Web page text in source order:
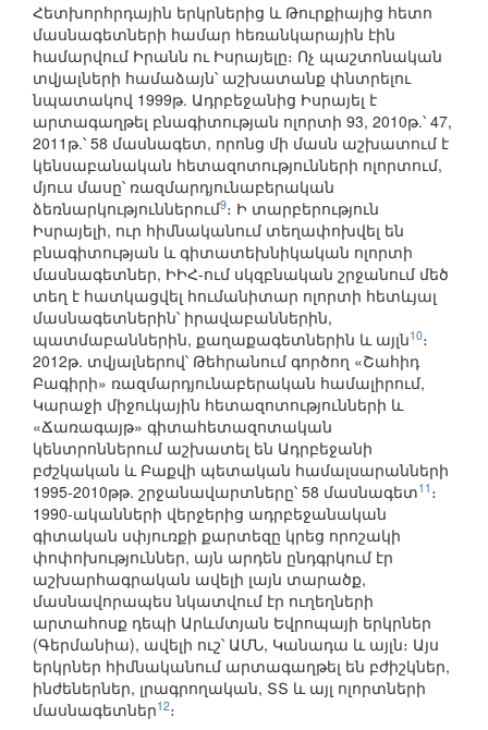
Հետխորհրդային երկրներից և Թուրքիայից հետո
մասնագետների համար հեռանկարային էին
համարվում Իրանն ու Իսրայելը։ Ոչ պաշտոնական
տվյալների համաձայն՝ աշխատանք փնտրելու
նպատակով 1999թ. Ադրբեջանից Իսրայել է
արտագաղթել բնագիտության ոլորտի 93, 2010թ.՝ 47,
2011թ.՝ 58 մասնագետ, որոնց մի մասն աշխատում է
կենսաբանական հետազոտությունների ոլորտում,
մյուս մասը՝ ռազմարդյունաբերական
ձեռնարկություններում9։ Ի տարբերություն
Իսրայելի, ուր հիմնականում տեղափոխվել են
բնագիտության և գիտատեխնիկական ոլորտի
մասնագետներ, ԻԻՀ-ում սկզբնական շրջանում մեծ
տեղ է հատկացվել հումանիտար ոլորտի հետևյալ
մասնագետներին՝ իրավաբաններին,
պատմաբաններին, քաղաքագետներին և այլն10։
2012թ. տվյալներով՝ Թեհրանում գործող «Շահիդ
Բագիրի» ռազմարդյունաբերական համալիրում,
Կարաջի միջուկային հետազոտությունների և
«Ճառագայթ» գիտահետազոտական
կենտրոններում աշխատել են Ադրբեջանի
բժշկական և Բաքվի պետական համալսարանների
1995-2010թթ. շրջանավարտները՝ 58 մասնագետ11 ։
1990-ականների վերջերից ադրբեջանական
գիտական սփյուռքի քարտեզը կրեց որոշակի
փոփոխություններ, այն արդեն ընդգրկում էր
աշխարհագրական ավելի լայն տարածք,
մասնավորապես նկատվում էր ուղեղների
արտահոսք դեպի Արևմտյան Եվրոպայի երկրներ
(Գերմանիա), ավելի ուշ՝ ԱՄՆ, Կանադա և այլն։ Այս
երկրներ հիմնականում արտագաղթել են բժիշկներ,
ինժեներներ, լրագրողական, ՏՏ և այլ ոլորտների
մասնագետներ12։